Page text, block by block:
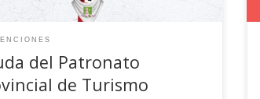
del Patronato
de Turismo